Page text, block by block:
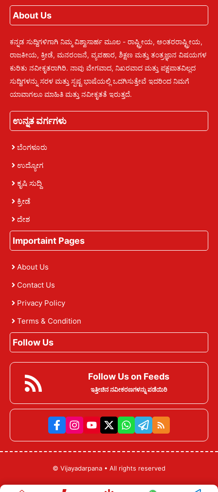
About Us
ಕನ್ನಡ ಸುದ್ದಿಗಳಿಗಾಗಿ ನಿಮ್ಮ ವಿಶ್ವಾಸಾರ್ಹ ಮೂಲ - ರಾಷ್ಟ್ರೀಯ, ಅಂತರರಾಷ್ಟ್ರೀಯ,
ರಾಜಕೀಯ, ಕ್ರೀಡೆ, ಮನರಂಜನೆ, ವ್ಯವಹಾರ, ಶಿಕ್ಷಣ ಮತ್ತು ತಂತ್ರಜ್ಞಾನ ವಿಷಯಗಳ
ಕುರಿತು ನವೀಕೃತರಾಗಿರಿ. ನಾವು ವೇಗವಾದ, ನಿಖರವಾದ ಮತ್ತು ಪಕ್ಷಪಾತವಿಲ್ಲದ
ಸುದ್ದಿಗಳನ್ನು ಸರಳ ಮತ್ತು ಸ್ಪಷ್ಟ ಭಾಷೆಯಲ್ಲಿ ಒದಗಿಸುತ್ತೇವೆ ಇದರಿಂದ ನಿಮಗೆ
ಯಾವಾಗಲೂ ಮಾಹಿತಿ ಮತ್ತು ನವೀಕೃತತೆ ಇರುತ್ತದೆ.
ಉನ್ನತ ವರ್ಗಗಳು
ಬೆಂಗಳೂರು
ಉದ್ಯೋಗ
ಕೃಷಿ ಸುದ್ದಿ
ಕ್ರೀಡೆ
ದೇಶ
Importaint Pages
About Us
Contact Us
Privacy Policy
Terms & Condition
Follow Us
Follow Us on Feeds
ಇತ್ತೀಚಿನ ನವೀಕರಣಗಳನ್ನು ಪಡೆಯಿರಿ
© Vijayadarpana • All rights reserved